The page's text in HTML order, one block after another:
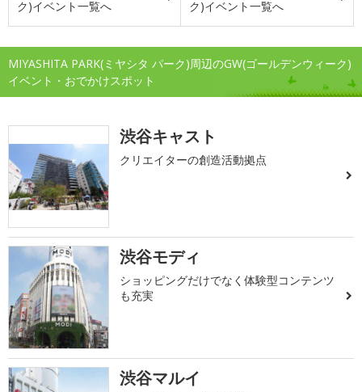
ク)イベント一覧へ
ク)イベント一覧へ
MIYASHITA PARK(ミヤシタ パーク)周辺のGW(ゴールデンウィーク)
イベント・おでかけスポット
渋谷キャスト
クリエイターの創造活動拠点
渋谷モディ
ショッピングだけでなく体験型コンテンツ
も充実
渋谷マルイ